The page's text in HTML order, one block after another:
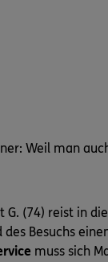
Weil man
G. (74) reist in
des Besuchs
muss sich